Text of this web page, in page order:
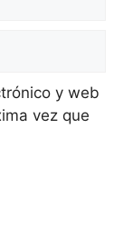
y web
vez que